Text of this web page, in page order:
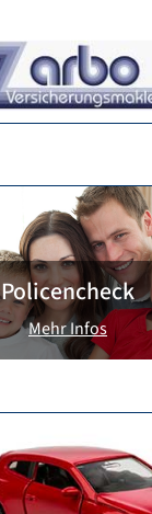
Policencheck
Mehr Infos